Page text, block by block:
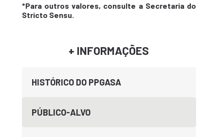
*Para outros valores, consulte a Secretaria do
Stricto Sensu.
+ INFORMAÇÕES
HISTÓRICO DO PPGASA
PÚBLICO-ALVO